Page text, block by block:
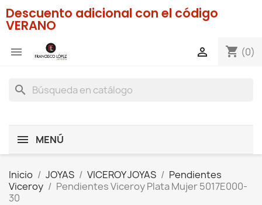
Descuento adicional con el código
VERANO
 shopping_cart (0)

search
MENÚ
Inicio JOYAS VICEROY JOYAS
Pendientes
Viceroy
Pendientes Viceroy Plata Mujer 5017E000-
30